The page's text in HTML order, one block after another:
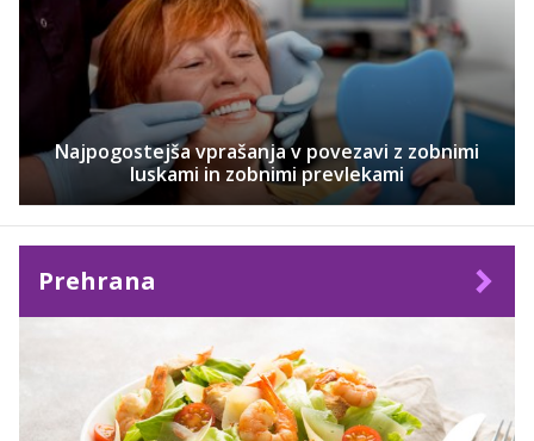
Najpogostejša vprašanja v povezavi z zobnimi
luskami in zobnimi prevlekami
Prehrana